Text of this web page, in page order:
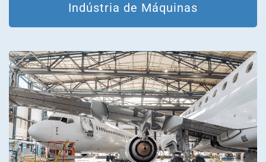
Indústria de Máquinas